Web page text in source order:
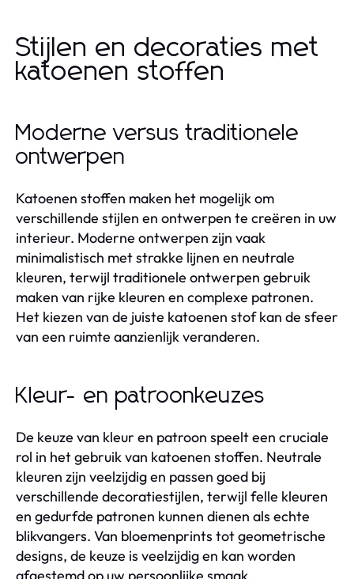
Stijlen en decoraties met
katoenen stoffen
Moderne versus traditionele
ontwerpen
Katoenen stoffen maken het mogelijk om
verschillende stijlen en ontwerpen te creëren in uw
interieur. Moderne ontwerpen zijn vaak
minimalistisch met strakke lijnen en neutrale
kleuren, terwijl traditionele ontwerpen gebruik
maken van rijke kleuren en complexe patronen.
Het kiezen van de juiste katoenen stof kan de sfeer
van een ruimte aanzienlijk veranderen.
Kleur- en patroonkeuzes
De keuze van kleur en patroon speelt een cruciale
rol in het gebruik van katoenen stoffen. Neutrale
kleuren zijn veelzijdig en passen goed bij
verschillende decoratiestijlen, terwijl felle kleuren
en gedurfde patronen kunnen dienen als echte
blikvangers. Van bloemenprints tot geometrische
designs, de keuze is veelzijdig en kan worden
afgestemd op uw persoonlijke smaak.